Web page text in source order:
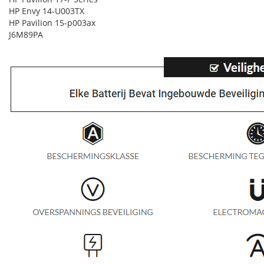
HP Envy 14-U003TX
HP Pavilion 15-p003ax
J6M89PA